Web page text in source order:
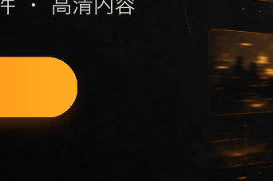
。栏目内容按每日少量新增的方式持续扩展
始建设内容，主要用于补齐栏目深度、稳定内
足，将进入每日 SEO 检查清单自动修正。